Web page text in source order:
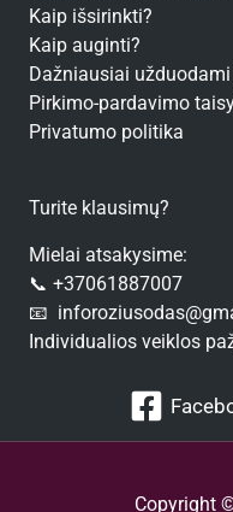
Kaip išsirinkti?
Kaip auginti?
Dažniausiai
Pirkimo-pardavimo
Privatumo politika
Turite klausimų?
Mielai atsakysime:
📞 +37061887007
📧
Individualios veiklos
Copyright